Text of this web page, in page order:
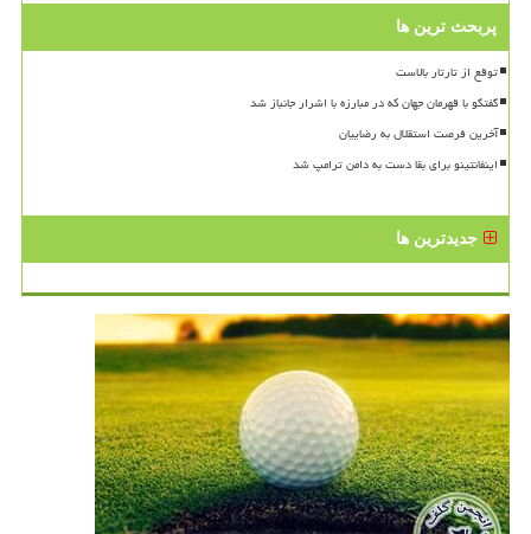
پربحث ترین ها
توقع از تارتار بالاست
گفتگو با قهرمان جهان که در مبارزه با اشرار جانباز شد
آخرین فرصت استقلال به رضاییان
اینفانتینو برای بقا دست به دامن ترامپ شد
جدیدترین ها